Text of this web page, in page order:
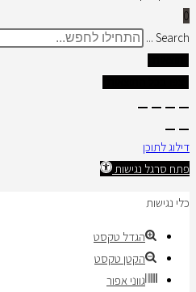
0
Search ...
דילוג לתוכן
פתח סרגל נגישות
כלי נגישות
הגדל טקסט
הקטן טקסט
גווני אפור